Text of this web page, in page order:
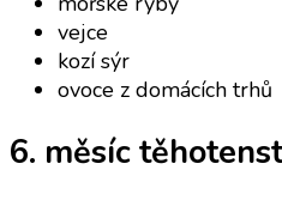
vejce
kozí sýr
ovoce z domácích trhů
6. měsíc